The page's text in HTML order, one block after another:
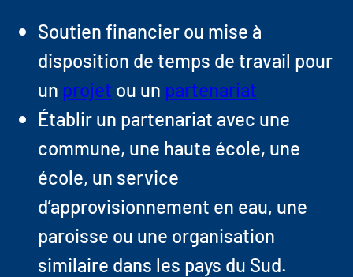
Soutien financier ou mise à
disposition de temps de travail pour
un projet ou un partenariat
Établir un partenariat avec une
commune, une haute école, une
école, un service
d’approvisionnement en eau, une
paroisse ou une organisation
similaire dans les pays du Sud.